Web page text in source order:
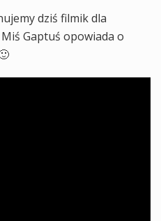
dziś filmik dla
Gaptuś opowiada o